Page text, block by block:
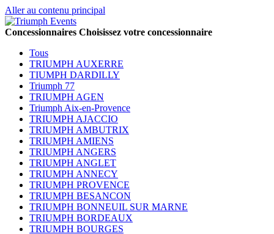
Aller au contenu principal
Concessionnaires Choisissez votre concessionnaire
Tous
TRIUMPH AUXERRE
TIUMPH DARDILLY
Triumph 77
TRIUMPH AGEN
Triumph Aix-en-Provence
TRIUMPH AJACCIO
TRIUMPH AMBUTRIX
TRIUMPH AMIENS
TRIUMPH ANGERS
TRIUMPH ANGLET
TRIUMPH ANNECY
TRIUMPH PROVENCE
TRIUMPH BESANCON
TRIUMPH BONNEUIL SUR MARNE
TRIUMPH BORDEAUX
TRIUMPH BOURGES